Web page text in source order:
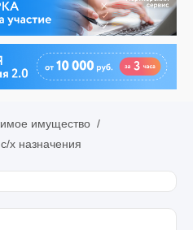
имущество /
х назначения